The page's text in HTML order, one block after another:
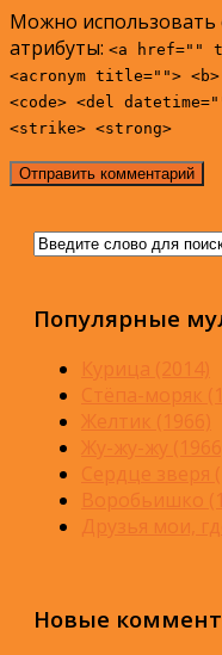
Можно
атрибуты: <a href=""
<acronym title="">
<code> <del
<strike> <strong>
Популярные
Курица (2014)
Стёпа-моряк
Желтик (1966)
Жу-жу-жу
Сердце зверя
Воробьишко
Друзья мои,
Новые